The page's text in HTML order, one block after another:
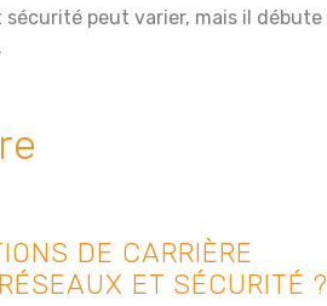
peut varier, mais il débute
DE CARRIÈRE
ET SÉCURITÉ ?